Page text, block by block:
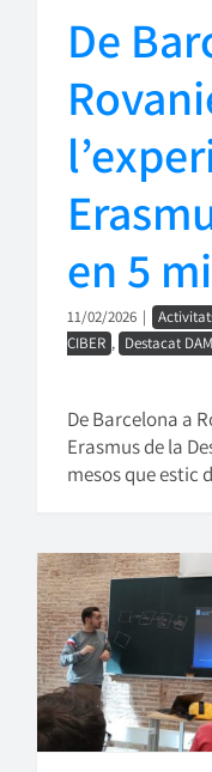
De
en 5
11/02/2026 |
CIBER , Destacat DAM
De Barcelona a
Erasmus de la
mesos que estic